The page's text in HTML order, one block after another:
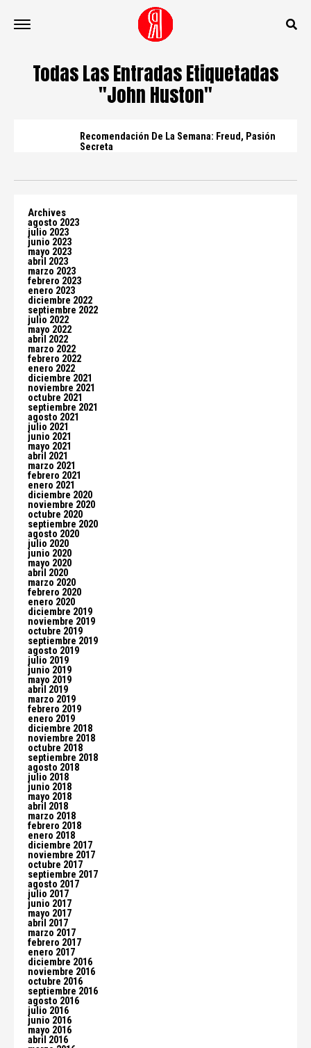
Todas Las Entradas Etiquetadas
"john Huston"
Recomendación De La Semana: Freud, Pasión
Secreta
Archives
agosto 2023
julio 2023
junio 2023
mayo 2023
abril 2023
marzo 2023
febrero 2023
enero 2023
diciembre 2022
septiembre 2022
julio 2022
mayo 2022
abril 2022
marzo 2022
febrero 2022
enero 2022
diciembre 2021
noviembre 2021
octubre 2021
septiembre 2021
agosto 2021
julio 2021
junio 2021
mayo 2021
abril 2021
marzo 2021
febrero 2021
enero 2021
diciembre 2020
noviembre 2020
octubre 2020
septiembre 2020
agosto 2020
julio 2020
junio 2020
mayo 2020
abril 2020
marzo 2020
febrero 2020
enero 2020
diciembre 2019
noviembre 2019
octubre 2019
septiembre 2019
agosto 2019
julio 2019
junio 2019
mayo 2019
abril 2019
marzo 2019
febrero 2019
enero 2019
diciembre 2018
noviembre 2018
octubre 2018
septiembre 2018
agosto 2018
julio 2018
junio 2018
mayo 2018
abril 2018
marzo 2018
febrero 2018
enero 2018
diciembre 2017
noviembre 2017
octubre 2017
septiembre 2017
agosto 2017
julio 2017
junio 2017
mayo 2017
abril 2017
marzo 2017
febrero 2017
enero 2017
diciembre 2016
noviembre 2016
octubre 2016
septiembre 2016
agosto 2016
julio 2016
junio 2016
mayo 2016
abril 2016